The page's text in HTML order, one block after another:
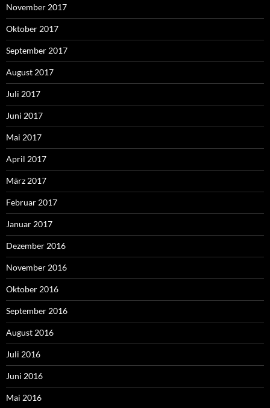
November 2017
Oktober 2017
September 2017
August 2017
Juli 2017
Juni 2017
Mai 2017
April 2017
März 2017
Februar 2017
Januar 2017
Dezember 2016
November 2016
Oktober 2016
September 2016
August 2016
Juli 2016
Juni 2016
Mai 2016